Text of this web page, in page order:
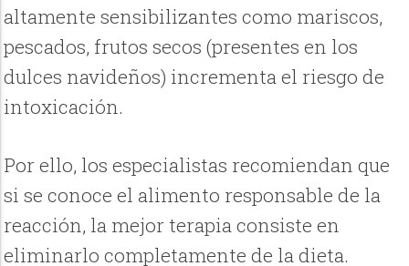
altamente sensibilizantes como mariscos,
pescados, frutos secos (presentes en los
dulces navideños) incrementa el riesgo de
intoxicación.
Por ello, los especialistas recomiendan que
si se conoce el alimento responsable de la
reacción, la mejor terapia consiste en
eliminarlo completamente de la dieta.